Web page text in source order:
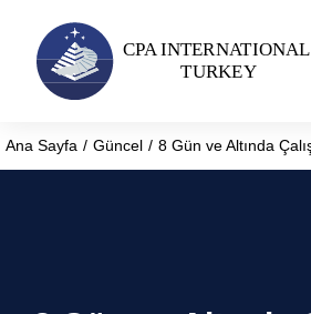
You are here:
Ana Sayfa Güncel 8 Gün ve Altında